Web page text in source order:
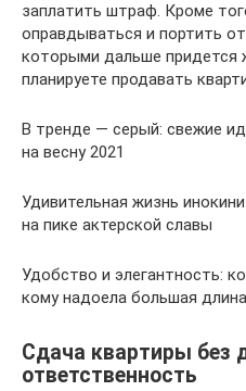
заплатить штраф. Кроме
оправдываться и портить
которыми дальше придется
планируете продавать
В тренде — серый: свежие
на весну 2021
Удивительная жизнь
на пике актерской славы
Удобство и элегантность:
кому надоела большая длина
Сдача квартиры без
ответственность